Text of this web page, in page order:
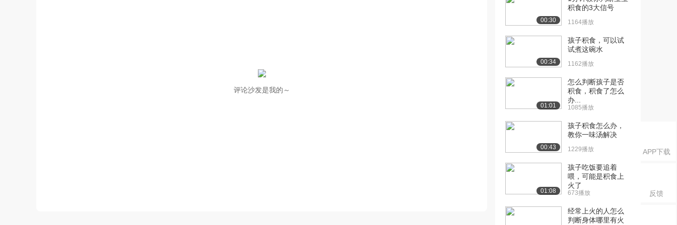
APP下载
反馈
评论沙发是我的～
00:30
积食的3大信号
1164播放
00:34
孩子积食，可以试
试煮这碗水
1162播放
01:01
怎么判断孩子是否
积食，积食了怎么
办...
1085播放
00:43
孩子积食怎么办，
教你一味汤解决
1229播放
01:08
孩子吃饭要追着
喂，可能是积食上
火了
673播放
经常上火的人怎么
判断身体哪里有火